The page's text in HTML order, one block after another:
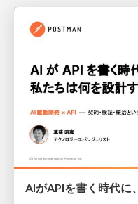
AIがAPIを書く時代に